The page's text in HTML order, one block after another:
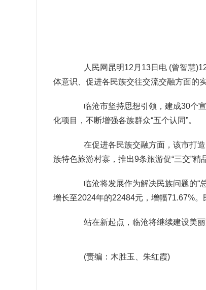
人民网昆明12月13日电 (曾智慧)12
体意识、促进各民族交往交流交融方面的
临沧市坚持思想引领，建成30个宣
化项目，不断增强各族群众“五个认同”。
在促进各民族交融方面，该市打造
族特色旅游村寨，推出9条旅游促“三交”
临沧将发展作为解决民族问题的“总
增长至2024年的22484元，增幅71.67%
站在新起点，临沧将继续建设美丽
(责编：木胜玉、朱红霞)